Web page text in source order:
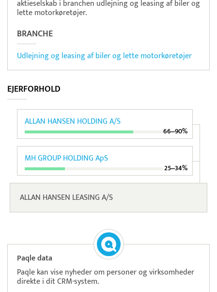
aktieselskab i branchen udlejning og leasing af biler og
lette motorkøretøjer.
BRANCHE
Udlejning og leasing af biler og lette motorkøretøjer
EJERFORHOLD
ALLAN HANSEN HOLDING A/S
66‒90%
MH GROUP HOLDING ApS
25‒34%
ALLAN HANSEN LEASING A/S
Paqle data
Paqle kan vise nyheder om personer og virksomheder
direkte i dit CRM-system.